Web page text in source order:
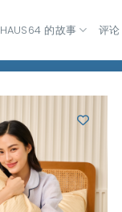
HAUS64 的故事 评论